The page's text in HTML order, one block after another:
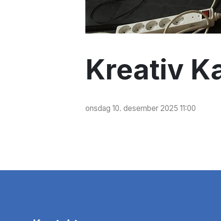
Kreativ
onsdag 10. desember 2025 11:00